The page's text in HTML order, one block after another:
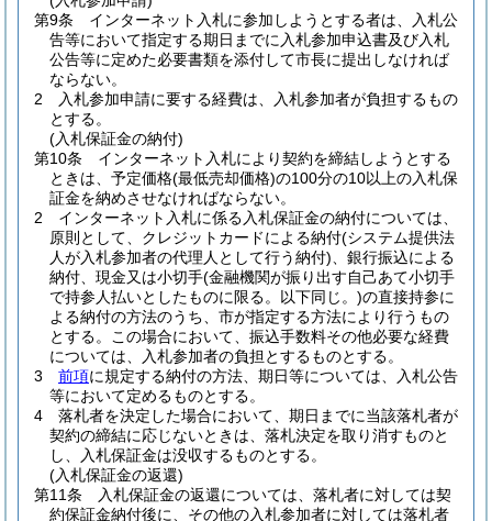
第9条
インターネット入札に参加しようとする者は、入札公
告等において指定する期日までに入札参加申込書及び入札
公告等に定めた必要書類を添付して市長に提出しなければ
ならない。
2
入札参加申請に要する経費は、入札参加者が負担するもの
とする。
(入札保証金の納付)
第10条
インターネット入札により契約を締結しようとする
ときは、予定価格(最低売却価格)の100分の10以上の入札保
証金を納めさせなければならない。
2
インターネット入札に係る入札保証金の納付については、
原則として、クレジットカードによる納付(システム提供法
人が入札参加者の代理人として行う納付) 、銀行振込による
納付、現金又は小切手(金融機関が振り出す自己あて小切手
で持参人払いとしたものに限る。以下同じ。)の直接持参に
よる納付の方法のうち、市が指定する方法により行うもの
とする。
この場合において、振込手数料その他必要な経費
については、入札参加者の負担とするものとする。
3
前項に規定する納付の方法、期日等については、入札公告
等において定めるものとする。
4
落札者を決定した場合において、期日までに当該落札者が
契約の締結に応じないときは、落札決定を取り消すものと
し、入札保証金は没収するものとする。
(入札保証金の返還)
第11条
入札保証金の返還については、落札者に対しては契
約保証金納付後に、その他の入札参加者に対しては落札者